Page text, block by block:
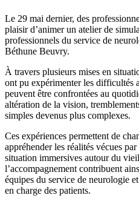
Le 29 mai dernier, des
plaisir d’animer un atelier de
professionnels du service de
Béthune Beuvry.
À travers plusieurs mises en
ont pu expérimenter les difficultés
peuvent être confrontées au
altération de la vision,
simples devenus plus complexes.
Ces expériences permettent de
appréhender les réalités vécues
situation immersives autour du
l’accompagnement contribuent
équipes du service de neurologie
en charge des patients.